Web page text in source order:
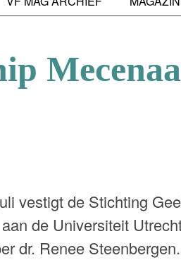
vestigt de Stichting
de Universiteit
dr. Renee Steenbergen.